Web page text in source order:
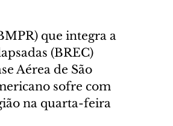
que integra a
(BREC)
Aérea de São
sofre com
na quarta-feira